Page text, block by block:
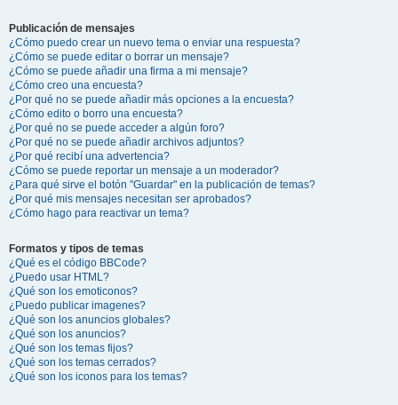
Publicación de mensajes
¿Cómo puedo crear un nuevo tema o enviar una respuesta?
¿Cómo se puede editar o borrar un mensaje?
¿Cómo se puede añadir una firma a mi mensaje?
¿Cómo creo una encuesta?
¿Por qué no se puede añadir más opciones a la encuesta?
¿Cómo edito o borro una encuesta?
¿Por qué no se puede acceder a algún foro?
¿Por qué no se puede añadir archivos adjuntos?
¿Por qué recibí una advertencia?
¿Cómo se puede reportar un mensaje a un moderador?
¿Para qué sirve el botón "Guardar" en la publicación de temas?
¿Por qué mis mensajes necesitan ser aprobados?
¿Cómo hago para reactivar un tema?
Formatos y tipos de temas
¿Qué es el código BBCode?
¿Puedo usar HTML?
¿Qué son los emoticonos?
¿Puedo publicar imagenes?
¿Qué son los anuncios globales?
¿Qué son los anuncios?
¿Qué son los temas fijos?
¿Qué son los temas cerrados?
¿Qué son los iconos para los temas?